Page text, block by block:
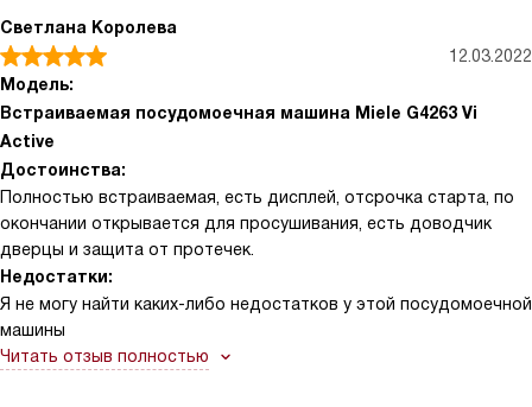
Светлана Королева
12.03.2022
Модель:
Встраиваемая посудомоечная машина Miele G4263 Vi
Active
Достоинства:
Полностью встраиваемая, есть дисплей, отсрочка старта, по
окончании открывается для просушивания, есть доводчик
дверцы и защита от протечек.
Недостатки:
Я не могу найти каких-либо недостатков у этой посудомоечной
машины
Читать отзыв полностью